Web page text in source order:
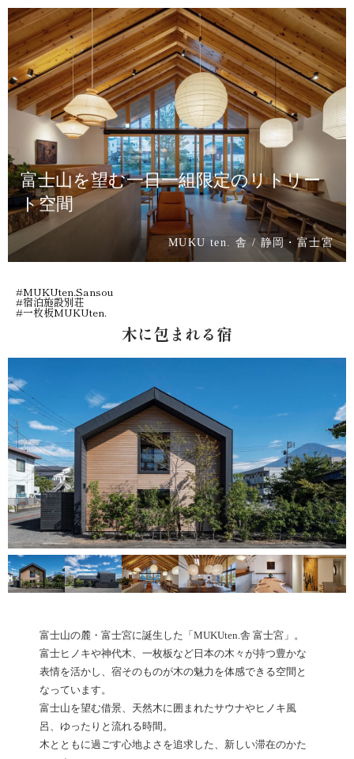
富士山を望む一日一組限定のリトリー
ト空間
MUKU ten. 舎 / 静岡・富士宮
#MUKUten.Sansou
#宿泊施設別荘
#一枚板MUKUten.
木に包まれる宿
富士山の麓・富士宮に誕生した「MUKUten.舎 富士宮」。
富士ヒノキや神代木、一枚板など日本の木々が持つ豊かな
表情を活かし、宿そのものが木の魅力を体感できる空間と
なっています。
富士山を望む借景、天然木に囲まれたサウナやヒノキ風
呂、ゆったりと流れる時間。
木とともに過ごす心地よさを追求した、新しい滞在のかた